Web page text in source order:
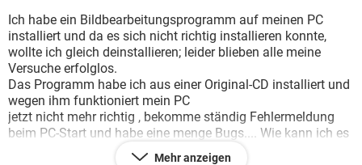
WHATSAPP TIKTOK
FACEBOOK HARDWARE
WINDOWS 10 INSTAGRAM
WHATSAPP
FACEBOOK HARDWARE
Ich habe ein Bildbearbeitungsprogramm auf meinen PC
installiert und da es sich nicht richtig installieren konnte,
wollte ich gleich deinstallieren; leider blieben alle meine
Versuche erfolglos.
Das Programm habe ich aus einer Original-CD installiert und
wegen ihm funktioniert mein PC
jetzt nicht mehr richtig , bekomme ständig Fehlermeldung
beim PC-Start und habe eine menge Bugs.... Wie kann ich es
endgültig und sauber entfernen ?
Mehr anzeigen